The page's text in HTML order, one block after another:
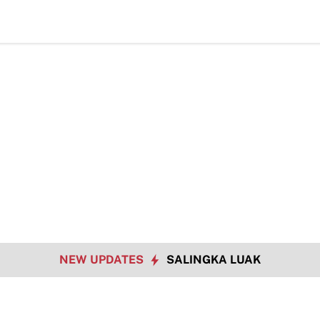
Rangka HUT RI ke 81
NEW UPDATES SALINGKA LUAK